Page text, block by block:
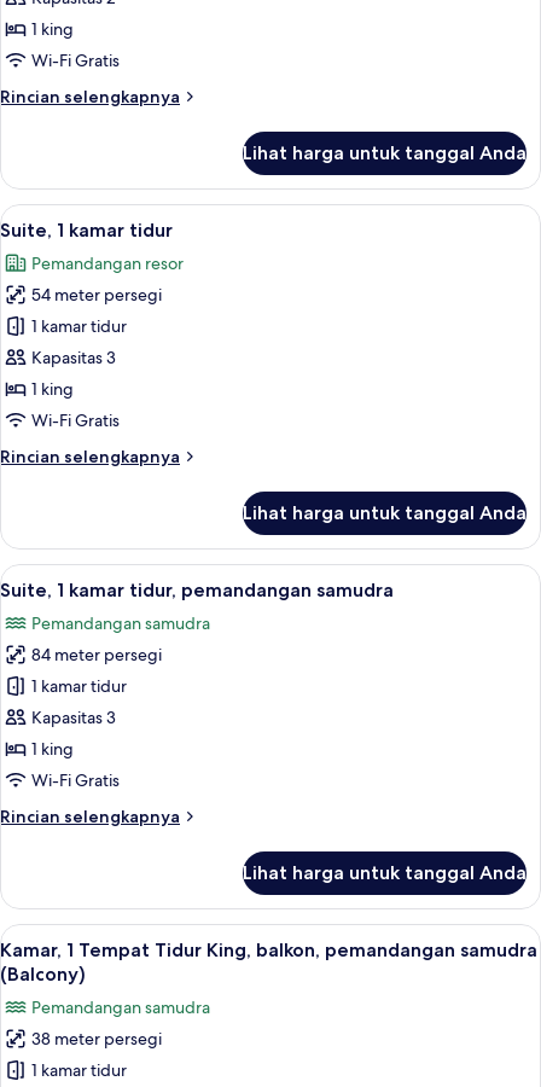
Tempat
Tidur
King,
akses
kolam
renang,
lantai
dasar
(Ground
Floor)
1 king
Wi-Fi Gratis
Rincian selengkapnya
Rincian
Kamar,
Tempat
King,
akses
ke
kolam
renang,
lantai
dasar
(Ground
Lihat harga untuk tanggal Anda
Lihat
semua
foto
untuk
Suite,
1
kamar
tidur
9
Suite, 1 kamar tidur
Pemandangan resor
54 meter persegi
1 kamar tidur
Kapasitas 3
1 king
Wi-Fi Gratis
Rincian selengkapnya
Rincian
Suite,
kamar
Lihat harga untuk tanggal Anda
Lihat
semua
foto
untuk
Suite,
1
kamar
tidur,
samudra
Suite, 1 kamar tidur, pemandangan
15
Suite, 1 kamar tidur, pemandangan samudra
Pemandangan samudra
84 meter persegi
1 kamar tidur
Kapasitas 3
1 king
Wi-Fi Gratis
Rincian selengkapnya
Rincian
Suite,
kamar
tidur,
pemandangan
samudra
Lihat harga untuk tanggal Anda
Lihat
semua
foto
untuk
Kamar,
Kamar, 1 Tempat Tidur King,
11
Kamar, 1 Tempat Tidur King, balkon, pemandangan samudra
(Balcony)
Pemandangan samudra
38 meter persegi
1 kamar tidur